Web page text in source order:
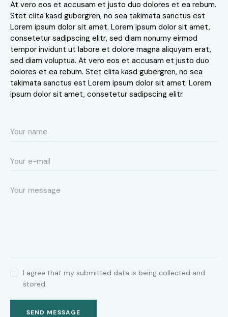
At vero eos et accusam et justo duo dolores et ea rebum.
Stet clita kasd gubergren, no sea takimata sanctus est
Lorem ipsum dolor sit amet. Lorem ipsum dolor sit amet,
consetetur sadipscing elitr, sed diam nonumy eirmod
tempor invidunt ut labore et dolore magna aliquyam erat,
sed diam voluptua. At vero eos et accusam et justo duo
dolores et ea rebum. Stet clita kasd gubergren, no sea
takimata sanctus est Lorem ipsum dolor sit amet. Lorem
ipsum dolor sit amet, consetetur sadipscing elitr.
I agree that my submitted data is being collected and
stored.
SEND MESSAGE